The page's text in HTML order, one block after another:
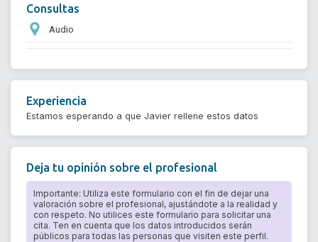
Consultas
Audio
Experiencia
Estamos esperando a que Javier rellene estos datos
Deja tu opinión sobre el profesional
Importante: Utiliza este formulario con el fin de dejar una
valoración sobre el profesional, ajustándote a la realidad y
con respeto. No utilices este formulario para solicitar una
cita. Ten en cuenta que los datos introducidos serán
públicos para todas las personas que visiten este perfil.